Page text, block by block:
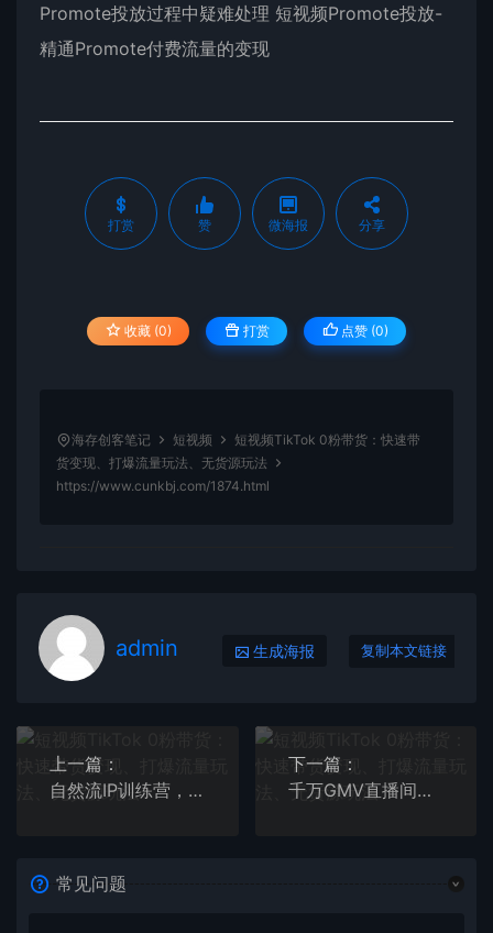
Promote投放过程中疑难处理 短视频Promote投放-
精通Promote付费流量的变现
打赏 赞 微海报 分享
收藏 (0) 打赏 点赞 (0)
海存创客笔记 短视频
短视频TikTok 0粉带货：快速带
货变现、打爆流量玩法、无货源玩法
https://www.cunkbj.com/1874.html
admin 生成海报 复制本文链接
上一篇：
自然流IP训练营，系统掌握IP孵化全流程，也能学到选题，剪辑，账号运营经验
下一篇：
千万GMV直播间的管理课程：学会管理自己的主播，轻松掌控主播情绪
常见问题